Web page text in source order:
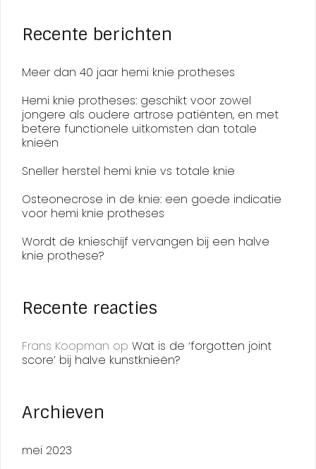
Recente berichten
Meer dan 40 jaar hemi knie protheses
Hemi knie protheses: geschikt voor zowel
jongere als oudere artrose patiënten, en met
betere functionele uitkomsten dan totale
knieën
Sneller herstel hemi knie vs totale knie
Osteonecrose in de knie: een goede indicatie
voor hemi knie protheses
Wordt de knieschijf vervangen bij een halve
knie prothese?
Recente reacties
Frans Koopman op Wat is de ‘forgotten joint
score’ bij halve kunstknieën?
Archieven
mei 2023